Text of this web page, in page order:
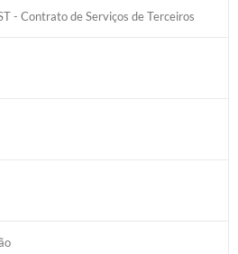
- Contrato de Serviços de Terceiros